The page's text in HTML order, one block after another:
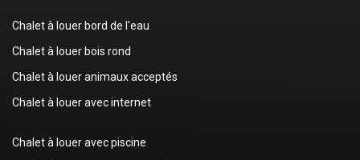
Chalet à louer bord de l'eau
Chalet à louer bois rond
Chalet à louer animaux acceptés
Chalet à louer avec internet
Chalet à louer avec piscine